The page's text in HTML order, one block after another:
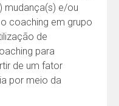
mudança(s) e/ou
coaching em grupo
de
para
de um fator
por meio da